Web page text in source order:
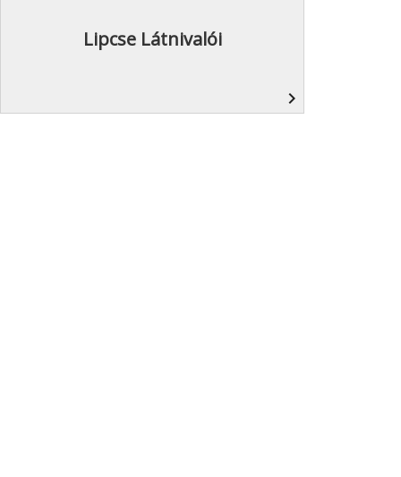
Lipcse Látnivalói
navigate_next